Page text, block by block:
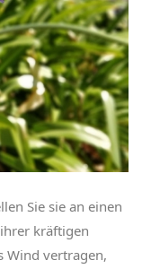
Sie sie an einen
kräftigen
Wind vertragen,